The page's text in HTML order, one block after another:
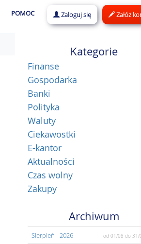
Zaloguj się Załóż
POMOC
Kategorie
Finanse
Gospodarka
Banki
Polityka
Waluty
Ciekawostki
E-kantor
Aktualności
Czas wolny
Zakupy
Archiwum
Sierpień - 2026 od 01/08 do 31/